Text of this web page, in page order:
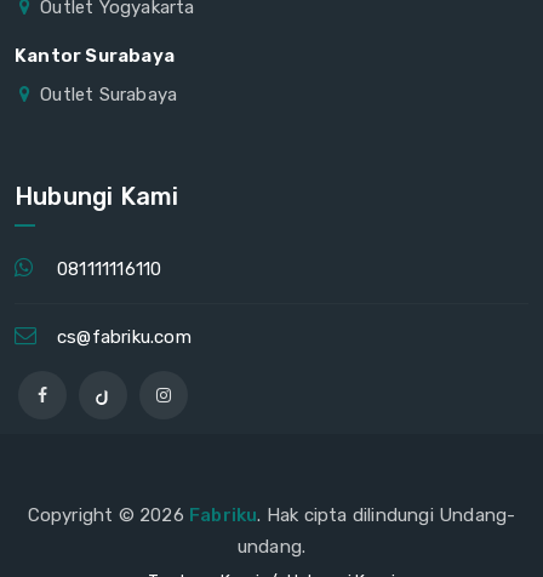
Outlet Yogyakarta
Kantor Surabaya
Outlet Surabaya
Hubungi Kami
081111116110
cs@fabriku.com
Copyright © 2026 Fabriku. Hak cipta dilindungi Undang-
undang.